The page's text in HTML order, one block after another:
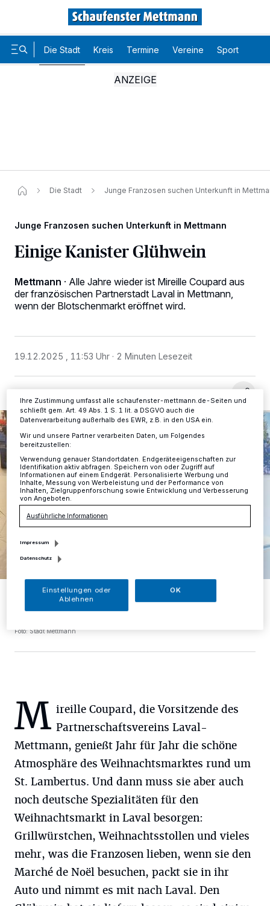
Die Stadt Kreis Termine Vereine Sport
Die Stadt Junge Franzosen suchen Unterkunft in
Junge Franzosen suchen Unterkunft in Mettmann
Einige Kanister Glühwein
Mettmann · Alle Jahre wieder ist Mireille Coupard aus
der französischen Partnerstadt Laval in Mettmann,
wenn der Blotschenmarkt eröffnet wird.
19.12.2025 , 11:53 Uhr 2 Minuten Lesezeit
Mireille Coupard hat Bürgermeister André Bär einen Bildband über
den Fluss Mayenne geschenkt, der durch Laval fließt und dem
Departement, zu dem auch Mettmanns Partnerstadt gehört, seinen
Foto: Stadt Mettmann
M ireille Coupard, die Vorsitzende des
Partnerschaftsvereins Laval-
Mettmann, genießt Jahr für Jahr die schöne
Atmosphäre des Weihnachtsmarktes rund um
St. Lambertus. Und dann muss sie aber auch
noch deutsche Spezialitäten für den
Weihnachtsmarkt in Laval besorgen:
Grillwürstchen, Weihnachtsstollen und vieles
mehr, was die Franzosen lieben, wenn sie den
Marché de Noël besuchen, packt sie in ihr
Auto und nimmt es mit nach Laval. Den
Wir und unsere218-Partner speichern und greifen auf
personenbezogene Daten wie Browserdaten oder eindeutige
Kennungen auf Ihrem Gerät zu. Durch Auswahl von OK aktivieren Sie
Tracking-Technologien für die unter „Wir und unsere Partner
Anzeigen möglicherweise nicht mehr so relevant für Sie. Sie können
ändern oder Ihre Einwilligung zu widerrufen, indem Sie auf den Link
Ihre Einstellungen gelten innerhalb unseres Website. Weitere
Ihre Zustimmung umfasst alle schaufenster-mettmann.de-Seiten und
schließt gem. Art. 49 Abs. 1 S. 1 lit. a DSGVO auch die
Datenverarbeitung außerhalb des EWR, z.B. in den USA ein.
Wir und unsere Partner verarbeiten Daten, um Folgendes
bereitzustellen:
Verwendung genauer Standortdaten. Endgeräteeigenschaften zur
Identifikation aktiv abfragen. Speichern von oder Zugriff auf
Informationen auf einem Endgerät. Personalisierte Werbung und
Inhalte, Messung von Werbeleistung und der Performance von
Inhalten, Zielgruppenforschung sowie Entwicklung und Verbesserung
von Angeboten.
Ausführliche Informationen
Impressum
Datenschutz
Einstellungen oder
Ablehnen
OK